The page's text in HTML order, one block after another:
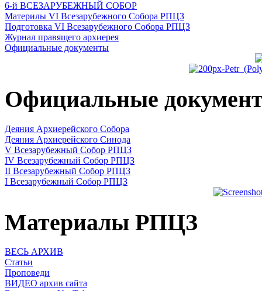
6-й ВСЕЗАРУБЕЖНЫЙ СОБОР
Материлы VI Всезарубежного Собора РПЦЗ
Подготовка VI Всезарубежного Собора РПЦЗ
Журнал правящего архиерея
Официальные документы
Официальные
Деяния Архиерейского Собора
Деяния Архиерейского Синода
V Всезарубежный Собор РПЦЗ
IV Всезарубежный Собор РПЦЗ
II Всезарубежный Собор РПЦЗ
I Всезарубежный Собор РПЦЗ
Материалы РПЦЗ
ВЕСЬ АРХИВ
Статьи
Проповеди
ВИДЕО архив сайта